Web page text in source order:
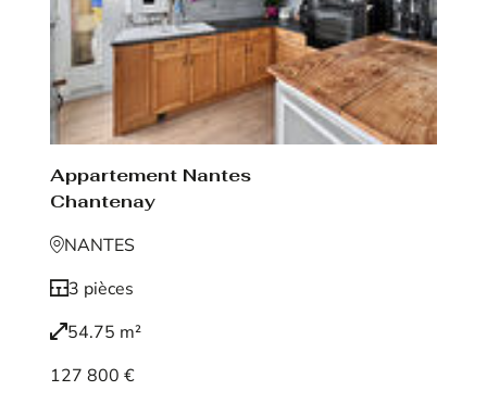
Appartement Nantes
Chantenay
NANTES
3 pièces
54.75 m²
127 800 €